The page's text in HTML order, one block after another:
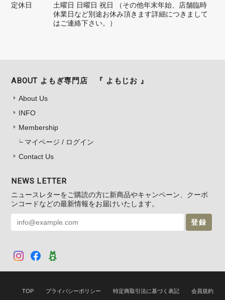
定休日
土曜日 日曜日 祝日 （その他年末年始、店舗臨時
休業日など別途お休み頂きます詳細につきまして
はご連絡下さい。）
ABOUT よもぎ専門店 『 よもじお 』
About Us
INFO
Membership
マイページ / ログイン
Contact Us
NEWS LETTER
ニュースレターをご購読の方に新商品やキャンペーン、クーポ
ンコードなどの最新情報をお届けいたします。
登録
TOP プライバシーポリシー 特定商取引法に基づく表記 会員規約